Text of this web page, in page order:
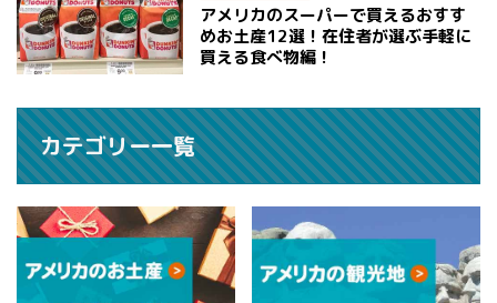
アメリカのスーパーで買えるおすす
めお土産12選！在住者が選ぶ手軽に
買える食べ物編！
カテゴリー一覧